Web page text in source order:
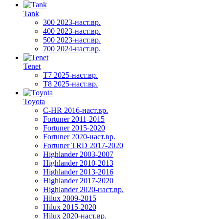
Tank
300 2023-наст.вр.
400 2023-наст.вр.
500 2023-наст.вр.
700 2024-наст.вр.
Tenet
T7 2025-наст.вр.
T8 2025-наст.вр.
Toyota
C-HR 2016-наст.вр.
Fortuner 2011-2015
Fortuner 2015-2020
Fortuner 2020-наст.вр.
Fortuner TRD 2017-2020
Highlander 2003-2007
Highlander 2010-2013
Highlander 2013-2016
Highlander 2017-2020
Highlander 2020-наст.вр.
Hilux 2009-2015
Hilux 2015-2020
Hilux 2020-наст.вр.